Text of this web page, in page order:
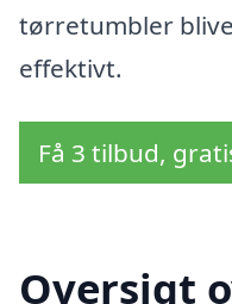
tørretumbler
effektivt.
Få 3 tilbud,
Oversigt